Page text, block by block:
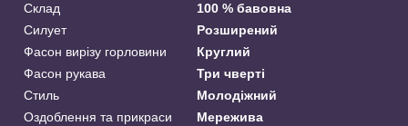
Склад
100 % бавовна
Силует
Розширений
Фасон вирізу горловини
Круглий
Фасон рукава
Три чверті
Стиль
Молодіжний
Оздоблення та прикраси
Мережива